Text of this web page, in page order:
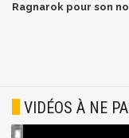
Ragnarok pour son
VIDÉOS À NE